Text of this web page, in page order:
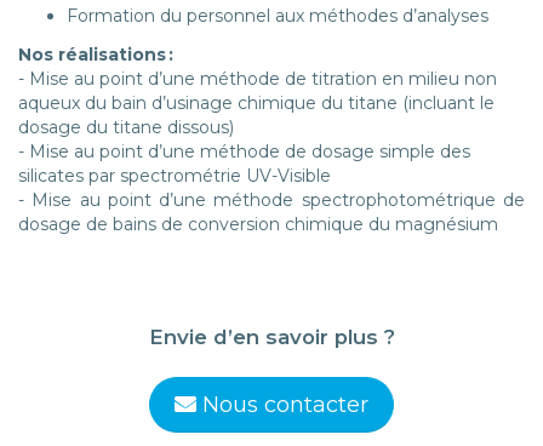
Formation du personnel aux méthodes d’analyses
Nos réalisations :
- Mise au point d’une méthode de titration en milieu non
aqueux du bain d’usinage chimique du titane (incluant le
dosage du titane dissous)
- Mise au point d’une méthode de dosage simple des
silicates par spectrométrie UV-Visible
- Mise au point d’une méthode spectrophotométrique de
dosage de bains de conversion chimique du magnésium
Envie d’en savoir plus ?
Nous contacter